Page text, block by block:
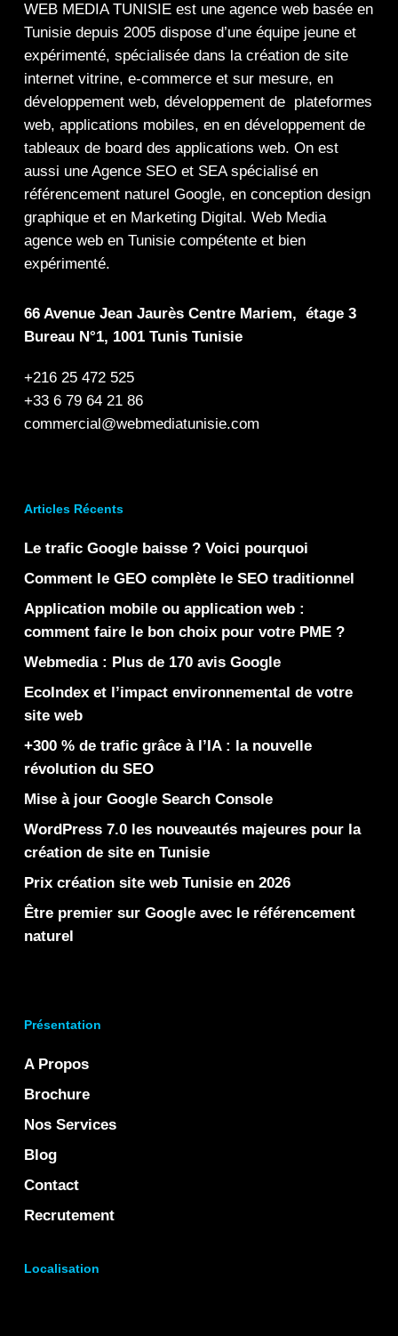
WEB MEDIA TUNISIEest une agence webbasée en
Tunisie depuis 2005 dispose d’une équipe jeune et
expérimenté, spécialisée dans la création de site
internet vitrine, e-commerceet sur mesure, en
développement web, développement de plateformes
web, applications mobiles, en en développement de
tableaux de boarddes applications web. On est
aussi une Agence SEOet SEAspécialisé en
référencement naturel Google, en conception design
graphiqueet en Marketing Digital. Web Media
agence web en Tunisie compétente et bien
expérimenté.
66 Avenue Jean Jaurès Centre Mariem, étage 3
Bureau N°1, 1001 Tunis Tunisie
+216 25 472 525
+33 6 79 64 21 86
commercial@webmediatunisie.com
Articles Récents
Le trafic Google baisse ? Voici pourquoi
Comment le GEO complète le SEO traditionnel
Application mobile ou application web :
comment faire le bon choix pour votre PME ?
Webmedia : Plus de 170 avis Google
EcoIndex et l’impact environnemental de votre
site web
+300 % de trafic grâce à l’IA : la nouvelle
révolution du SEO
Mise à jour Google Search Console
WordPress 7.0 les nouveautés majeures pour la
création de site en Tunisie
Prix création site web Tunisie en 2026
Être premier sur Google avec le référencement
naturel
Présentation
A Propos
Brochure
Nos Services
Blog
Contact
Recrutement
Localisation